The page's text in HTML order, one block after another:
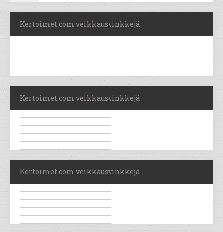
Kertoimet.com veikkausvinkkejä
Kertoimet.com veikkausvinkkejä
Kertoimet.com veikkausvinkkejä